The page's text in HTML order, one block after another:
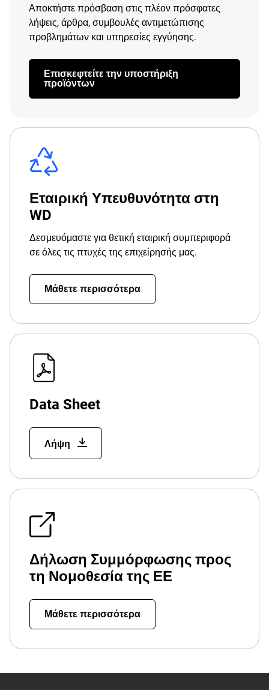
Αποκτήστε πρόσβαση στις πλέον πρόσφατες
λήψεις, άρθρα, συμβουλές αντιμετώπισης
προβλημάτων και υπηρεσίες εγγύησης.
Επισκεφτείτε την υποστήριξη
προϊόντων
Εταιρική Υπευθυνότητα στη
WD
Δεσμευόμαστε για θετική εταιρική συμπεριφορά
σε όλες τις πτυχές της επιχείρησής μας.
Μάθετε περισσότερα
Data Sheet
Λήψη
Δήλωση Συμμόρφωσης προς
τη Νομοθεσία της ΕΕ
Μάθετε περισσότερα